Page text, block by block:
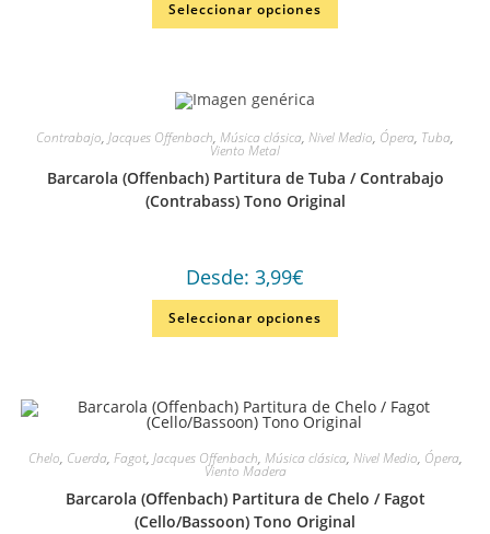
Seleccionar opciones
Contrabajo, Jacques Offenbach, Música clásica, Nivel Medio, Ópera, Tuba,
Viento Metal
Barcarola (Offenbach) Partitura de Tuba / Contrabajo
(Contrabass) Tono Original
Desde: 3,99€
Seleccionar opciones
Chelo, Cuerda, Fagot, Jacques Offenbach, Música clásica, Nivel Medio, Ópera,
Viento Madera
Barcarola (Offenbach) Partitura de Chelo / Fagot
(Cello/Bassoon) Tono Original